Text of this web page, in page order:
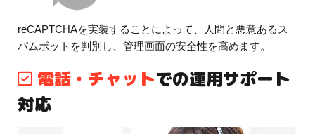
reCAPTCHAを実装することによって、人間と悪意あるス
パムボットを判別し、管理画面の安全性を高めます。
電話・チャットでの運用サポート
対応